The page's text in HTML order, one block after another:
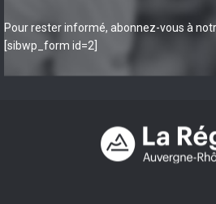
Pour rester informé, abonnez-vous à
[sibwp_form id=2]